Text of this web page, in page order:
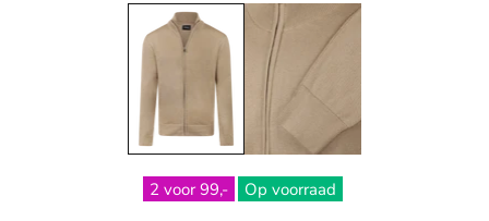
2 voor 99,- Op voorraad